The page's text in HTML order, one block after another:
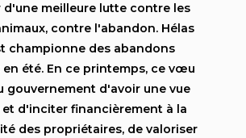
d'une meilleure lutte contre les
contre l'abandon. Hélas
championne des abandons
été. En ce printemps, ce vœu
gouvernement d'avoir une vue
d'inciter financièrement à la
des propriétaires, de valoriser